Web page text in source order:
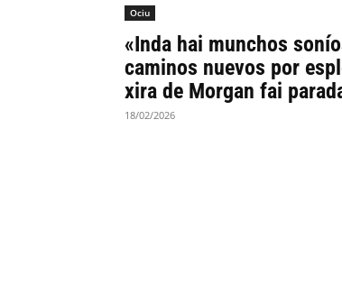
Ociu
«Inda hai munchos
caminos nuevos por
xira de Morgan fai
18/02/2026